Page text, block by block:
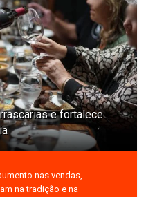
e fortalece
nas vendas,
na tradição e na